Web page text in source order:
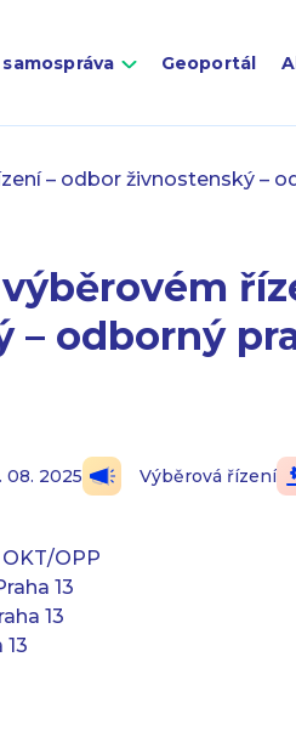
Geoportál
– odbor živnostenský –
– odborný
08. 2025 Výběrová řízení
OKT/OPP
13
13